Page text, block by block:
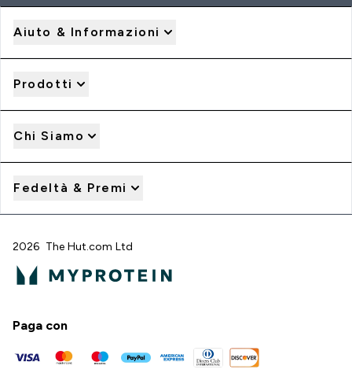
Aiuto & Informazioni
Prodotti
Chi Siamo
Fedeltà & Premi
2026 The Hut.com Ltd
Paga con